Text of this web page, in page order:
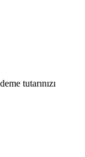
tutarınızı